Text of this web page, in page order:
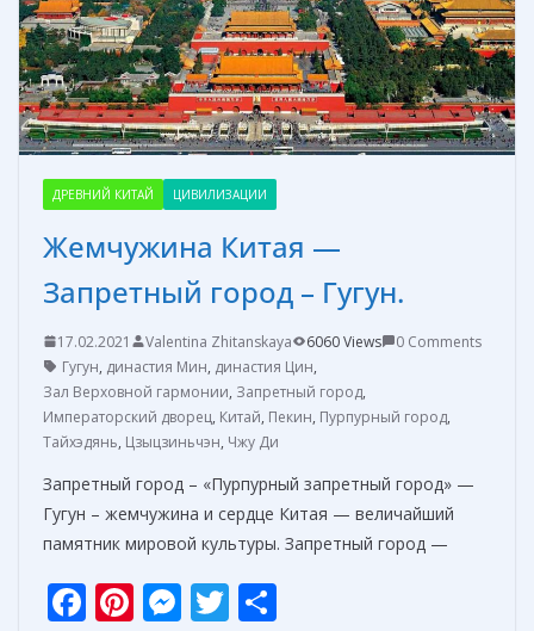
ДРЕВНИЙ КИТАЙ ЦИВИЛИЗАЦИИ
Жемчужина Китая —
Запретный город – Гугун.
17.02.2021 Valentina Zhitanskaya 6060 Views
0 Comments
Гугун, династия Мин, династия Цин,
Зал Верховной гармонии, Запретный город,
Императорский дворец, Китай, Пекин, Пурпурный город,
Тайхэдянь, Цзыцзиньчэн, Чжу Ди
Запретный город – «Пурпурный запретный город» —
Гугун – жемчужина и сердце Китая — величайший
памятник мировой культуры. Запретный город —
F Pi M T